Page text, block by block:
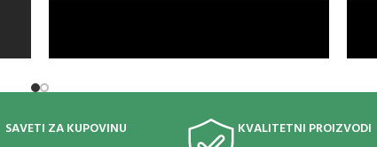
SAVETI ZA KUPOVINU
KVALITETNI PROIZVODI